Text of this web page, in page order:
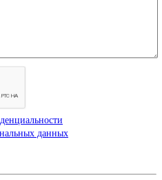
данных